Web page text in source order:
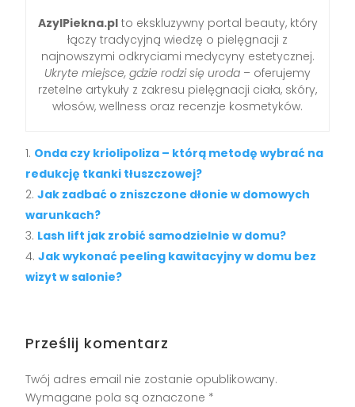
AzylPiekna.plto ekskluzywny portal beauty, który
łączy tradycyjną wiedzę o pielęgnacji z
najnowszymi odkryciami medycyny estetycznej.
Ukryte miejsce, gdzie rodzi się uroda – oferujemy
rzetelne artykuły z zakresu pielęgnacji ciała, skóry,
włosów, wellness oraz recenzje kosmetyków.
Onda czy kriolipoliza – którą metodę wybrać na
redukcję tkanki tłuszczowej?
Jak zadbać o zniszczone dłonie w domowych
warunkach?
Lash lift jak zrobić samodzielnie w domu?
Jak wykonać peeling kawitacyjny w domu bez
wizyt w salonie?
Prześlij komentarz
Twój adres email nie zostanie opublikowany.
Wymagane pola są oznaczone *